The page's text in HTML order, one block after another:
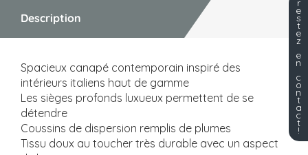
Description
Spacieux canapé contemporain inspiré des
intérieurs italiens haut de gamme
Les sièges profonds luxueux permettent de se
détendre
Coussins de dispersion remplis de plumes
Tissu doux au toucher très durable avec un aspect
e
s
t
e
z
e
n
c
o
n
t
a
c
t
!